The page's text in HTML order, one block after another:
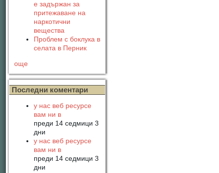
е задържан за
притежаване на
наркотични
вещества
Проблем с боклука в
селата в Перник
още
Последни коментари
у нас веб ресурсе
вам ни в
преди 14 седмици 3
дни
у нас веб ресурсе
вам ни в
преди 14 седмици 3
дни